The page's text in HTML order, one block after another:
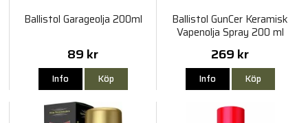
Ballistol Garageolja 200ml
89 kr
Info Köp
Ballistol GunCer Keramisk
Vapenolja Spray 200 ml
269 kr
Info Köp